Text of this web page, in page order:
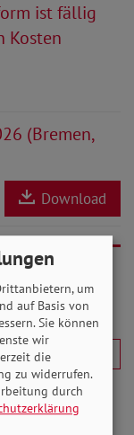
ist fällig
Kosten
(Bremen,
Download
um
auf Basis von
Sie können
wir
die
zu widerrufen.
durch